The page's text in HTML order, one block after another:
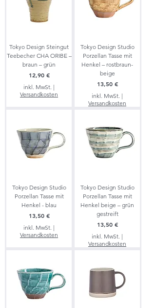
Tokyo Design Steingut
Teebecher CHA ORIBE –
braun – grün
Preis
12,90 €
inkl. MwSt. |
Versandkosten
Tokyo Design Studio
Porzellan Tasse mit
Henkel – rostbraun-
beige
Preis
13,50 €
inkl. MwSt. |
Versandkosten
Tokyo Design Studio
Porzellan Tasse mit
Henkel - blau
Preis
13,50 €
inkl. MwSt. |
Versandkosten
Tokyo Design Studio
Porzellan Tasse mit
Henkel beige – grün
gestreift
Preis
13,50 €
inkl. MwSt. |
Versandkosten